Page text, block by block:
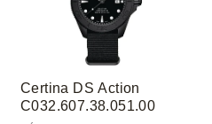
o
d
Certina DS Action
C032.607.38.051.00